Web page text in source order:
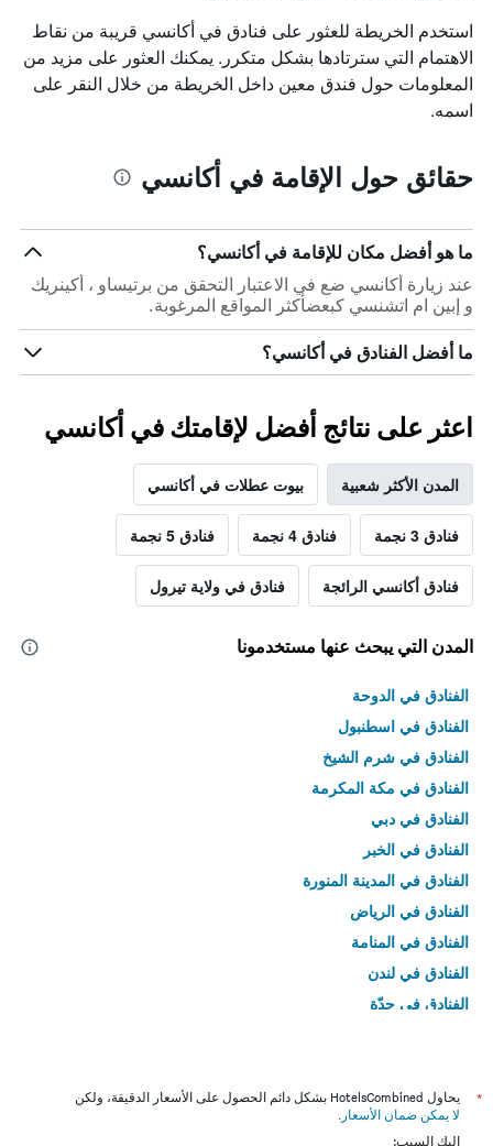
استخدم الخريطة للعثور على فنادق في أكانسي قريبة من نقاط
الاهتمام التي سترتادها بشكل متكرر. يمكنك العثور على مزيد من
المعلومات حول فندق معين داخل الخريطة من خلال النقر على
اسمه.
حقائق حول الإقامة في أكانسي
ما هو أفضل مكان للإقامة في أكانسي؟
عند زيارة أكانسي ضع في الاعتبار التحقق من برتيساو ، أكينريك
و إبين ام اتشنسي كبعضأكثر المواقع المرغوبة.
ما أفضل الفنادق في أكانسي؟
اعثر على نتائج أفضل لإقامتك في أكانسي
المدن الأكثر شعبية بيوت عطلات في أكانسي
فنادق 3 نجمة فنادق 4 نجمة فنادق 5 نجمة
فنادق أكانسي الرائجة فنادق في ولاية تيرول
المدن التي يبحث عنها مستخدمونا
الفنادق في الدوحة
الفنادق في اسطنبول
الفنادق في شرم الشيخ
الفنادق في مكة المكرمة
الفنادق في دبي
الفنادق في الخبر
الفنادق في المدينة المنورة
الفنادق في الرياض
الفنادق في المنامة
الفنادق في لندن
الفنادق في جدّة
*
يحاول HotelsCombined بشكل دائم الحصول على الأسعار الدقيقة، ولكن
لا يمكن ضمان الأسعار .
إليك السبب: